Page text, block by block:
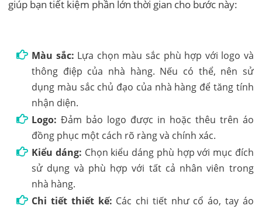
giúp bạn tiết kiệm phần lớn thời gian cho bước này:
Màu sắc: Lựa chọn màu sắc phù hợp với logo và
thông điệp của nhà hàng. Nếu có thể, nên sử
dụng màu sắc chủ đạo của nhà hàng để tăng tính
nhận diện.
Logo: Đảm bảo logo được in hoặc thêu trên áo
đồng phục một cách rõ ràng và chính xác.
Kiểu dáng: Chọn kiểu dáng phù hợp với mục đích
sử dụng và phù hợp với tất cả nhân viên trong
nhà hàng.
Chi tiết thiết kế: Các chi tiết như cổ áo, tay áo